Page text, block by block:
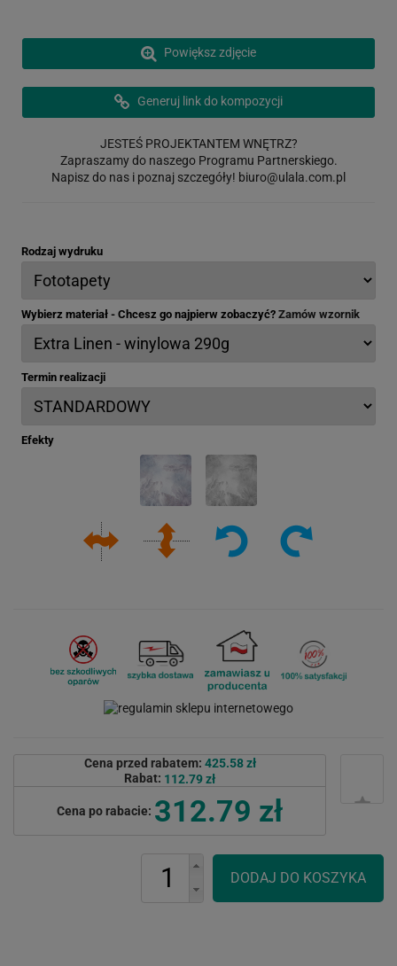
Powiększ zdjęcie
Generuj link do kompozycji
JESTEŚ PROJEKTANTEM WNĘTRZ?
Zapraszamy do naszego Programu Partnerskiego.
Napisz do nas i poznaj szczegóły! biuro@ulala.com.pl
Rodzaj wydruku
Wybierz materiał - Chcesz go najpierw zobaczyć? Zamów wzornik
Termin realizacji
Efekty
Cena przed rabatem: 425.58 zł
Rabat: 112.79 zł
Cena po rabacie: 312.79 zł